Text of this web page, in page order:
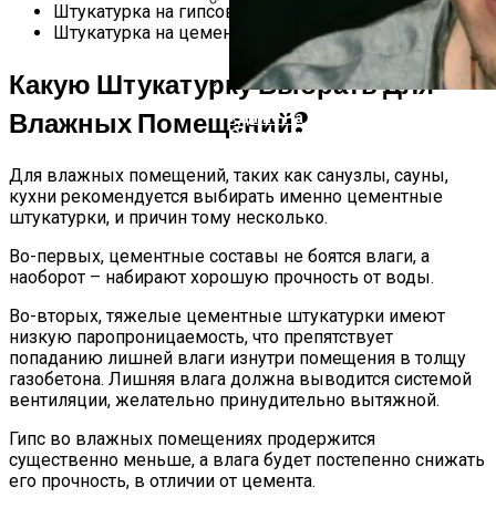
«Поседела Я Настолько, Что
Призналась, Почему Не Следит
«Даже На Секунду Не Пожалел,
Современной Цивилизации
Штукатурка на гипсовой основе.
Штукатурка на цементной основе.
Какую Штукатурку Выбрать Для
Влажных Помещений?
Для влажных помещений, таких как санузлы, сауны,
кухни рекомендуется выбирать именно цементные
штукатурки, и причин тому несколько.
Во-первых, цементные составы не боятся влаги, а
наоборот – набирают хорошую прочность от воды.
Во-вторых, тяжелые цементные штукатурки имеют
низкую паропроницаемость, что препятствует
попаданию лишней влаги изнутри помещения в толщу
газобетона. Лишняя влага должна выводится системой
вентиляции, желательно принудительно вытяжной.
Гипс во влажных помещениях продержится
существенно меньше, а влага будет постепенно снижать
его прочность, в отличии от цемента.